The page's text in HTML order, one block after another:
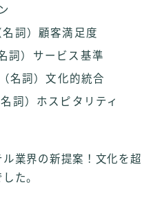
詞）顧客満足度
詞）サービス基準
名詞）文化的統合
詞）ホスピタリティ
業界の新提案！文化を超
た。